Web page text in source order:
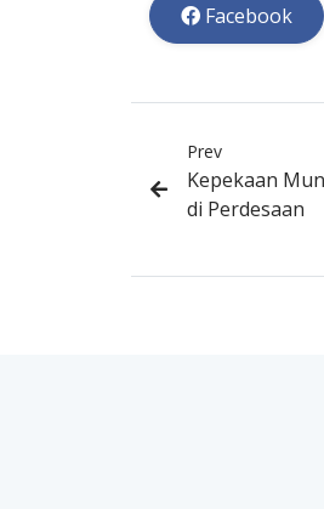
Facebook
Prev
Kepekaan
di Perdesaan